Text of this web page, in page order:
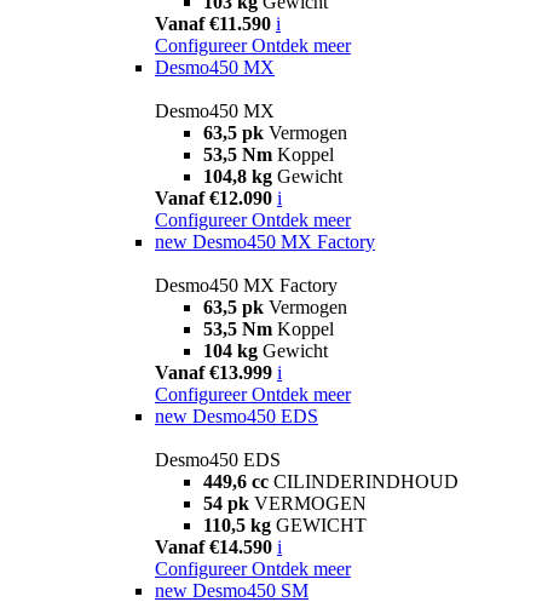
Vanaf €11.590 i
Configureer Ontdek meer
Desmo450 MX
Desmo450 MX
63,5 pk Vermogen
53,5 Nm Koppel
104,8 kg Gewicht
Vanaf €12.090 i
Configureer Ontdek meer
new Desmo450 MX Factory
Desmo450 MX Factory
63,5 pk Vermogen
53,5 Nm Koppel
104 kg Gewicht
Vanaf €13.999 i
Configureer Ontdek meer
new Desmo450 EDS
Desmo450 EDS
449,6 cc CILINDERINDHOUD
54 pk VERMOGEN
110,5 kg GEWICHT
Vanaf €14.590 i
Configureer Ontdek meer
new Desmo450 SM